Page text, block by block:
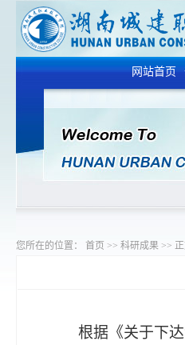
网站首页
您所在的位置： 首页 >> 科研成果 >>
根据《关于下